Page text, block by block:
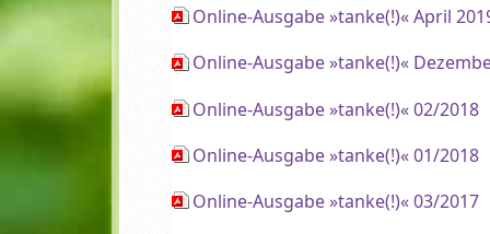
Online-Ausgabe »tanke(!)« April
Online-Ausgabe »tanke(!)«
Online-Ausgabe »tanke(!)« 02/2018
Online-Ausgabe »tanke(!)« 01/2018
Online-Ausgabe »tanke(!)« 03/2017